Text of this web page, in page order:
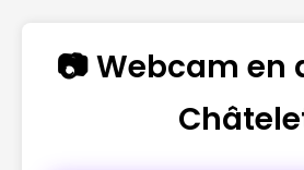
📷 Webcam en